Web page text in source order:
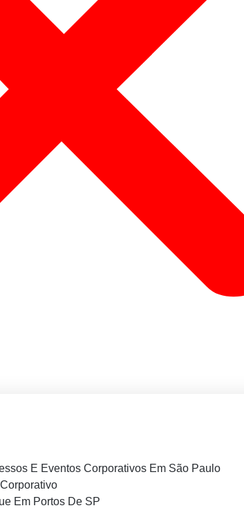
E Eventos Corporativos Em São Paulo
Em Portos De SP